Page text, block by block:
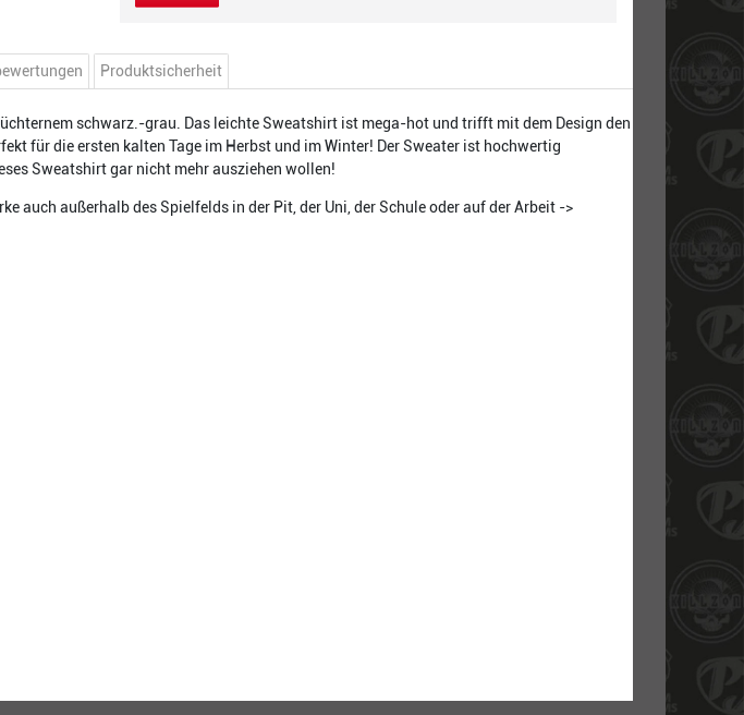
Produktsicherheit
schwarz.-grau. Das leichte Sweatshirt ist mega-hot und trifft mit dem Design den
für die ersten kalten Tage im Herbst und im Winter! Der Sweater ist hochwertig
Sweatshirt gar nicht mehr ausziehen wollen!
auch außerhalb des Spielfelds in der Pit, der Uni, der Schule oder auf der Arbeit ->